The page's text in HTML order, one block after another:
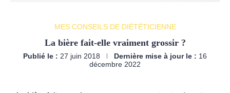
MES CONSEILS DE DIÉTÉTICIENNE
La bière fait-elle vraiment grossir ?
Publié le : 27 juin 2018 Dernière mise à jour le : 16
décembre 2022